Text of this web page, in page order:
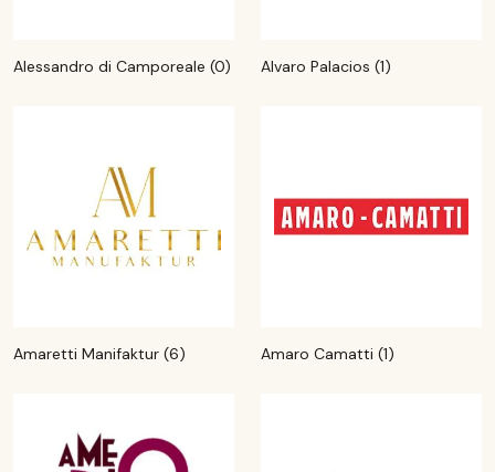
Alessandro di Camporeale (0) Alvaro Palacios (1)
Amaretti Manifaktur (6) Amaro Camatti (1)